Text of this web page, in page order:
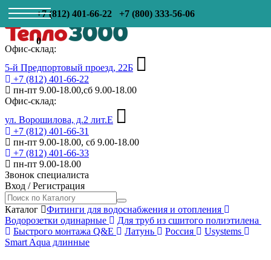
+7 (812) 401-66-22 +7 (800) 333-56-06
0
Офис-склад:
5-й Предпортовый проезд, 22Б
+7 (812) 401-66-22
пн-пт 9.00-18.00,сб 9.00-18.00
Офис-склад:
ул. Ворошилова, д.2 лит.Е
+7 (812) 401-66-31
пн-пт 9.00-18.00, сб 9.00-18.00
+7 (812) 401-66-33
пн-пт 9.00-18.00
Звонок специалиста
Вход /Регистрация
Каталог
Фитинги для водоснабжения и отопления
Водорозетки одинарные
Для труб из сшитого полиэтилена
Быстрого монтажа Q&E
Латунь Россия
Usystems
Smart Aqua длинные